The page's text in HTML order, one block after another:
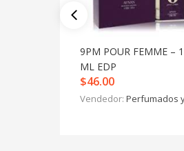
9PM POUR FEMME –
ML EDP
$46.00
Vendedor: Perfumados y